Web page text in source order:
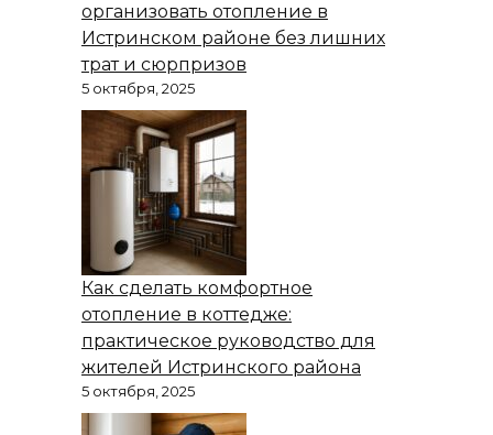
организовать отопление в
Истринском районе без лишних
трат и сюрпризов
5 октября, 2025
Как сделать комфортное
отопление в коттедже:
практическое руководство для
жителей Истринского района
5 октября, 2025